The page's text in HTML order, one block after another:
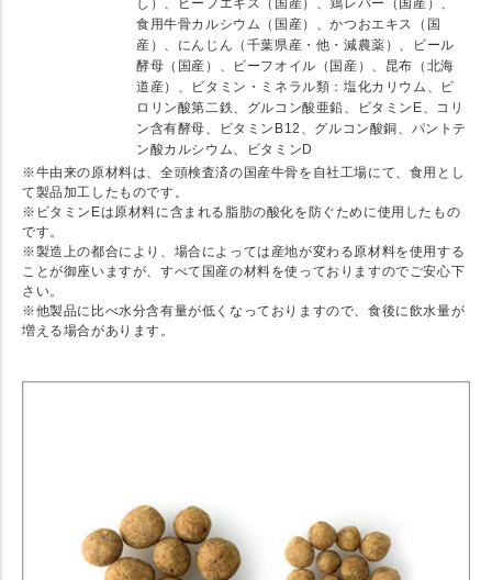
し）、ビーフエキス（国産）、鶏レバー（国産）、
食用牛骨カルシウム（国産）、かつおエキス（国
産）、にんじん（千葉県産・他・減農薬）、ビール
酵母（国産）、ビーフオイル（国産）、昆布（北海
道産）、ビタミン・ミネラル類：塩化カリウム、ピ
ロリン酸第二鉄、グルコン酸亜鉛、ビタミンE、コリ
ン含有酵母、ビタミンB12、グルコン酸銅、パントテ
ン酸カルシウム、ビタミンD
※牛由来の原材料は、全頭検査済の国産牛骨を自社工場にて、食用とし
て製品加工したものです。
※ビタミンEは原材料に含まれる脂肪の酸化を防ぐために使用したもの
です。
※製造上の都合により、場合によっては産地が変わる原材料を使用する
ことが御座いますが、すべて国産の材料を使っておりますのでご安心下
さい。
※他製品に比べ水分含有量が低くなっておりますので、食後に飲水量が
増える場合があります。